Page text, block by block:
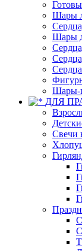
Шары
Шары
Шары-
ДЛЯ
Свечи